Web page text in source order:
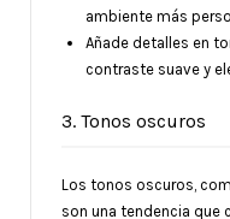
ambiente más
Añade detalles en
contraste suave y
3. Tonos oscuros
Los tonos oscuros,
son una tendencia que